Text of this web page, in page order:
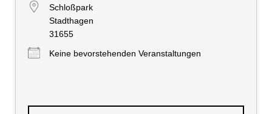
Schloßpark
Stadthagen
31655
Keine bevorstehenden Veranstaltungen